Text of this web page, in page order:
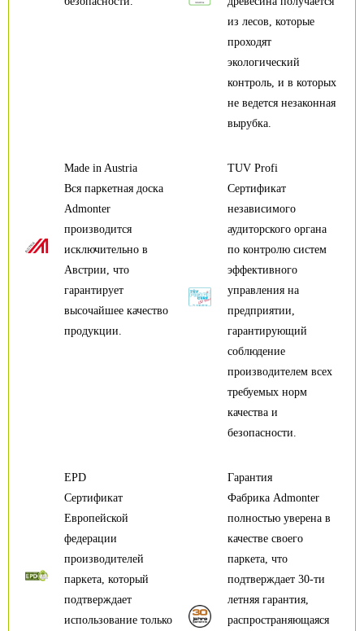
из лесов, которые
проходят
экологический
контроль, и в которых
не ведется незаконная
вырубка.
TUV Profi
Сертификат
независимого
аудиторского органа
по контролю систем
эффективного
управления на
предприятии,
гарантирующий
соблюдение
производителем всех
требуемых норм
качества и
безопасности.
Made in Austria
Вся паркетная доска
Admonter
производится
исключительно в
Австрии, что
гарантирует
высочайшее качество
продукции.
EPD
Сертификат
Европейской
федерации
производителей
паркета, который
подтверждает
использование только
Гарантия
Фабрика Admonter
полностью уверена в
качестве своего
паркета, что
подтверждает 30-ти
летняя гарантия,
распространяющаяся